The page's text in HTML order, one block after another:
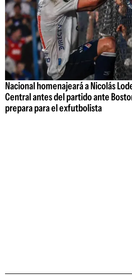
Nacional homenajeará a Nicolás
Central antes del partido ante
prepara para el exfutbolista